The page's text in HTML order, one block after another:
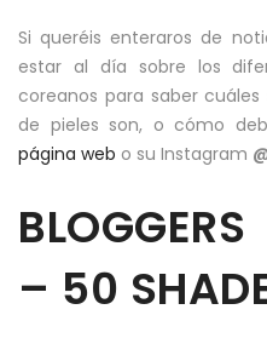
Si queréis enteraros de
estar al día sobre los
coreanos para saber
de pieles son, o cómo
página web o su Instagram
– 50